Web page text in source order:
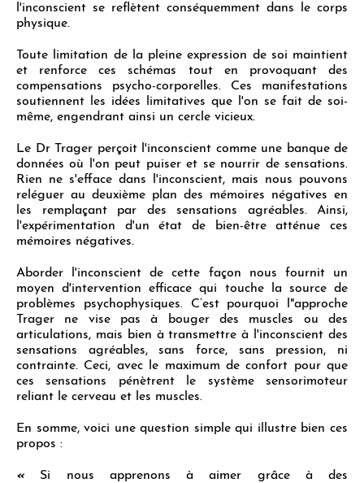
l'inconscient se reflètent conséquemment dans le corps
physique.
Toute limitation de la pleine expression de soi maintient
et renforce ces schémas tout en provoquant des
compensations psycho-corporelles. Ces manifestations
soutiennent les idées limitatives que l'on se fait de soi-
même, engendrant ainsi un cercle vicieux.
Le Dr Trager perçoit l'inconscient comme une banque de
données où l'on peut puiser et se nourrir de sensations.
Rien ne s'efface dans l'inconscient, mais nous pouvons
reléguer au deuxième plan des mémoires négatives en
les remplaçant par des sensations agréables. Ainsi,
l'expérimentation d'un état de bien-être atténue ces
mémoires négatives.
Aborder l'inconscient de cette façon nous fournit un
moyen d'intervention efficace qui touche la source de
problèmes psychophysiques. C’est pourquoi l"approche
Trager ne vise pas à bouger des muscles ou des
articulations, mais bien à transmettre à l'inconscient des
sensations agréables, sans force, sans pression, ni
contrainte. Ceci, avec le maximum de confort pour que
ces sensations pénètrent le système sensorimoteur
reliant le cerveau et les muscles.
En somme, voici une question simple qui illustre bien ces
propos :
« Si nous apprenons à aimer grâce à des